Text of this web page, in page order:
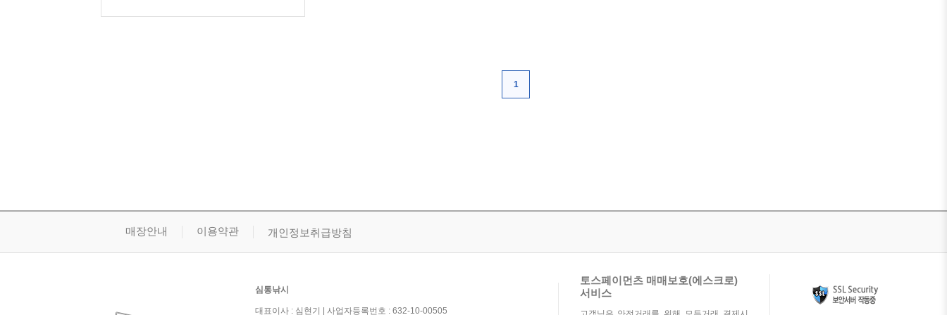
1
매장안내 이용약관 개인정보취급방침
심통낚시
대표이사 : 심현기 | 사업자등록번호 : 632-10-00505
토스페이먼츠 매매보호(에스크로)
서비스